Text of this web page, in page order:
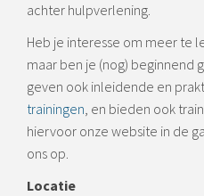
achter hulpverlening.
Heb je interesse om meer te
maar ben je (nog) beginnend
geven ook inleidende en
trainingen, en bieden ook
hiervoor onze website in de
ons op.
Locatie